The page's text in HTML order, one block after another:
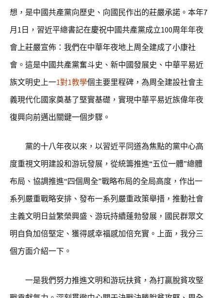
想，是中國共產黨向歷史、向國民作出的莊嚴承諾。本年7
月1日，習近平總書記在慶祝中國共產黨成立100周年年夜
會上莊嚴宣佈：我們在中華年夜地上周全建成了小康社
會。這是中國共產黨奮斗史、新中國發展史、中華平易近
族文明史上一1對1教學個主要里程碑，為周全建設社會主
義現代化國家奠基了堅實基礎，實現中華平易近族偉年夜
復興向前邁出關鍵一個步驟。
黨的十八年夜以來，以習近平同道為焦點的黨中心高
度重視文明建設和游玩發展，從統籌推進“五位一體”總體
布局、協調推進“四個周全”戰略布局的全局高度，作出一
系列嚴重戰略安排、發布一系列嚴重政策舉措，推動社會
主義文明日益繁榮興盛、游玩持續蓬勃發展，國民群眾文
明自負加倍堅定、獲得感幸福感加倍充實。上面，我分三
個方面介紹一下。
一是我們努力推進文明和游玩扶貧，為打贏脫貧攻堅